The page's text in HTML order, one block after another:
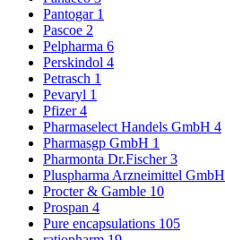
Pantogar 1
Pascoe 2
Pelpharma 6
Perskindol 4
Petrasch 1
Pevaryl 1
Pfizer4
Pharmaselect Handels GmbH 4
Pharmasgp GmbH 1
Pharmonta Dr.Fischer3
Pluspharma Arzneimittel GmbH
Procter & Gamble 10
Prospan 4
Pure encapsulations 105